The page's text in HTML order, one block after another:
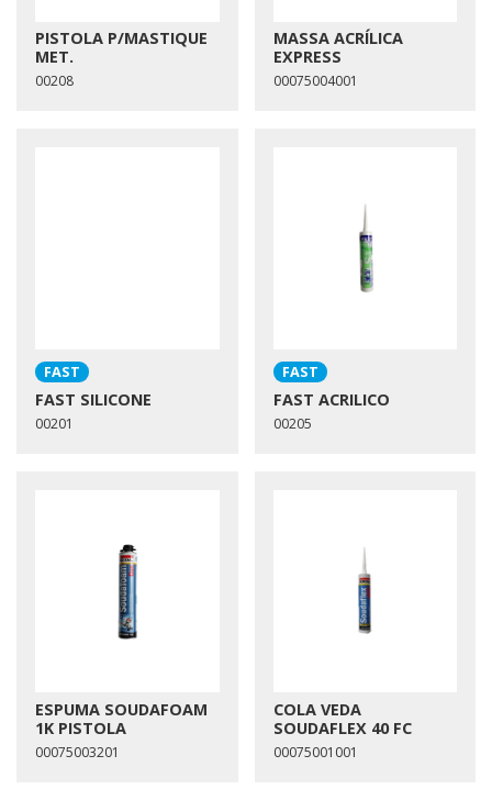
PISTOLA P/MASTIQUE
MET.
00208
MASSA ACRÍLICA
EXPRESS
00075004001
FAST
FAST SILICONE
00201
FAST
FAST ACRILICO
00205
ESPUMA SOUDAFOAM
1K PISTOLA
00075003201
COLA VEDA
SOUDAFLEX 40 FC
00075001001